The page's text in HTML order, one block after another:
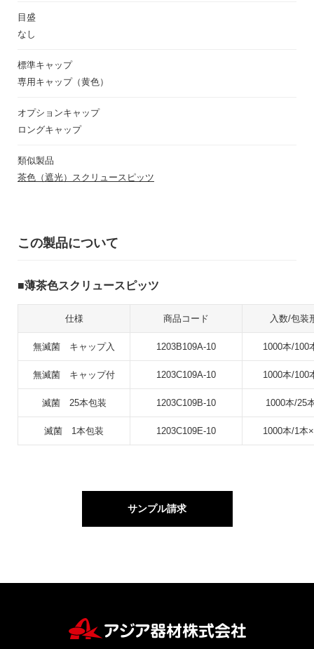
目盛
なし
標準キャップ
専用キャップ（黄色）
オプションキャップ
ロングキャップ
類似製品
茶色（遮光）スクリュースピッツ
この製品について
薄茶色スクリュースピッツ
仕様 商品コード 入数/包装
無滅菌 キャップ入 1203B109A-10 1000本/100
無滅菌 キャップ付 1203C109A-10 1000本/100
滅菌 25本包装 1203C109B-10 1000本/25
滅菌 1本包装 1203C109E-10 1000本/1本
サンプル請求